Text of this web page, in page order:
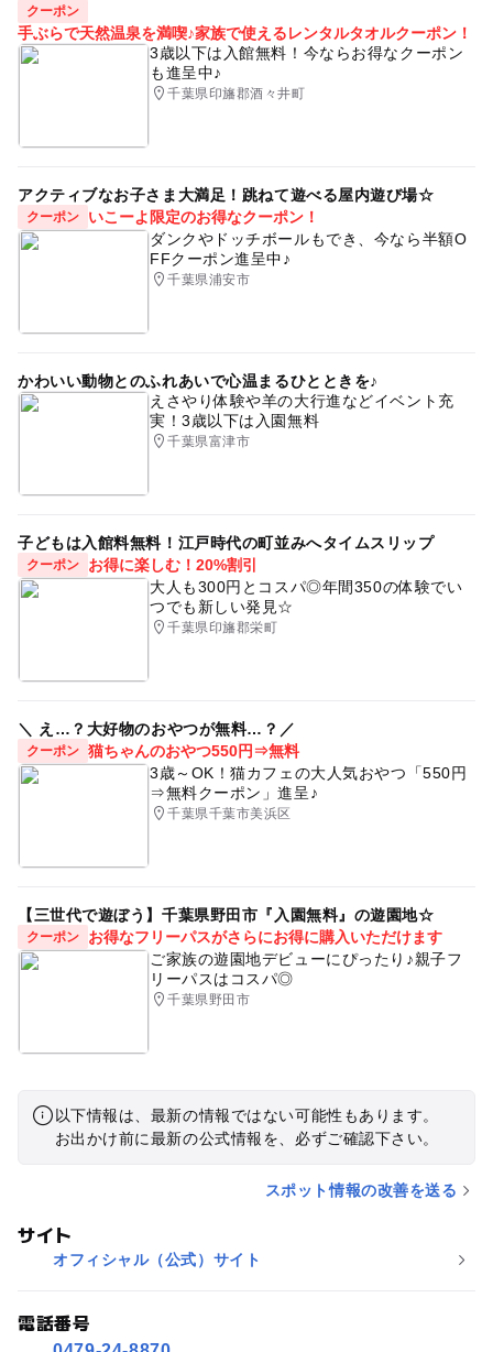
クーポン
手ぶらで天然温泉を満喫♪家族で使えるレンタルタオルクーポン！
3歳以下は入館無料！今ならお得なクーポン
も進呈中♪
千葉県印旛郡酒々井町
アクティブなお子さま大満足！跳ねて遊べる屋内遊び場☆
クーポン
いこーよ限定のお得なクーポン！
ダンクやドッチボールもでき、今なら半額O
FFクーポン進呈中♪
千葉県浦安市
かわいい動物とのふれあいで心温まるひとときを♪
えさやり体験や羊の大行進などイベント充
実！3歳以下は入園無料
千葉県富津市
子どもは入館料無料！江戸時代の町並みへタイムスリップ
クーポン
お得に楽しむ！20%割引
大人も300円とコスパ◎年間350の体験でい
つでも新しい発見☆
千葉県印旛郡栄町
＼ え…？大好物のおやつが無料…？／
クーポン 猫ちゃんのおやつ550円⇒無料
3歳～OK！猫カフェの大人気おやつ「550円
⇒無料クーポン」進呈♪
千葉県千葉市美浜区
【三世代で遊ぼう】千葉県野田市『入園無料』の遊園地☆
クーポン
お得なフリーパスがさらにお得に購入いただけます
ご家族の遊園地デビューにぴったり♪親子フ
リーパスはコスパ◎
千葉県野田市
以下情報は、最新の情報ではない可能性もあります。
お出かけ前に最新の公式情報を、必ずご確認下さい。
スポット情報の改善を送る
サイト
オフィシャル（公式）サイト
電話番号